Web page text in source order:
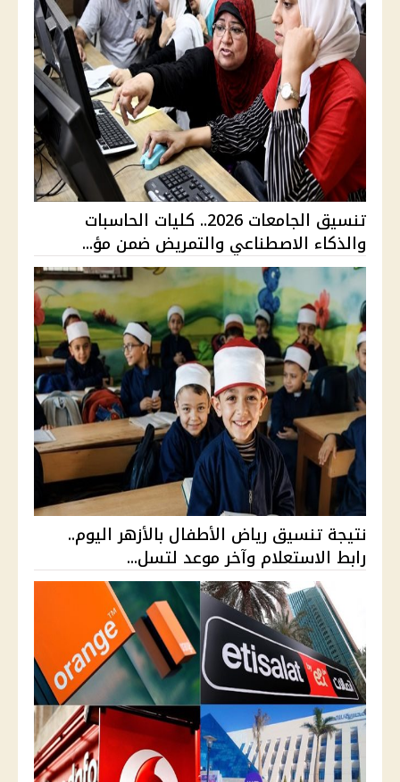
تنسيق الجامعات 2026.. كليات الحاسبات
والذكاء الاصطناعي والتمريض ضمن مؤ...
نتيجة تنسيق رياض الأطفال بالأزهر اليوم..
رابط الاستعلام وآخر موعد لتسل...